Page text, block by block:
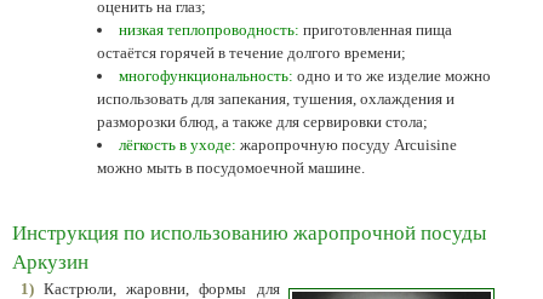
оценить на глаз;
низкая теплопроводность: приготовленная пища
остаётся горячей в течение долгого времени;
многофункциональность: одно и то же изделие можно
использовать для запекания, тушения, охлаждения и
разморозки блюд, а также для сервировки стола;
лёгкость в уходе: жаропрочную посуду Arcuisine
можно мыть в посудомоечной машине.
Инструкция по использованию жаропрочной посуды
Аркузин
1) Кастрюли, жаровни, формы для